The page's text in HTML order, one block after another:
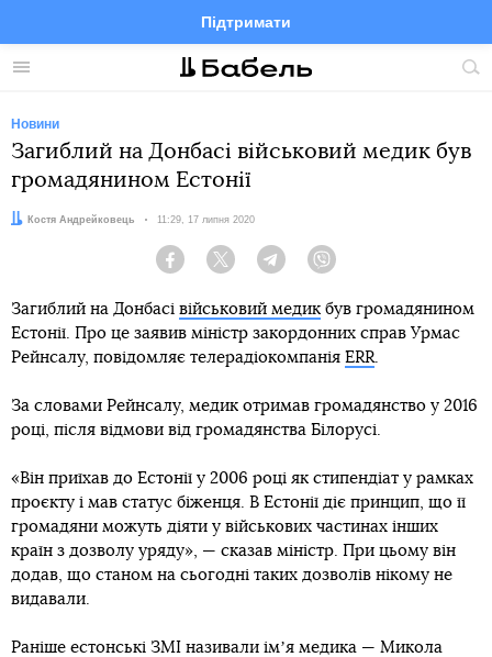
Меню
Підтримати
FacebookTelegramTwitter
Новини
Загиблий на Донбасі військовий медик був
громадянином Естонії
Автор:Костя Андрейковець Дата:
11:29, 17 липня 2020
Facebook Twitter Telegram
Загиблий на Донбасі військовий медик був громадянином
Естонії. Про це заявив міністр закордонних справ Урмас
Рейнсалу, повідомляє телерадіокомпанія ERR.
За словами Рейнсалу, медик отримав громадянство у 2016
році, після відмови від громадянства Білорусі.
«Він приїхав до Естонії у 2006 році як стипендіат у рамках
проєкту і мав статус біженця. В Естонії діє принцип, що її
громадяни можуть діяти у військових частинах інших
країн з дозволу уряду», — сказав міністр. При цьому він
додав, що станом на сьогодні таких дозволів нікому не
видавали.
Раніше естонські ЗМІ називали імʼя медика — Микола